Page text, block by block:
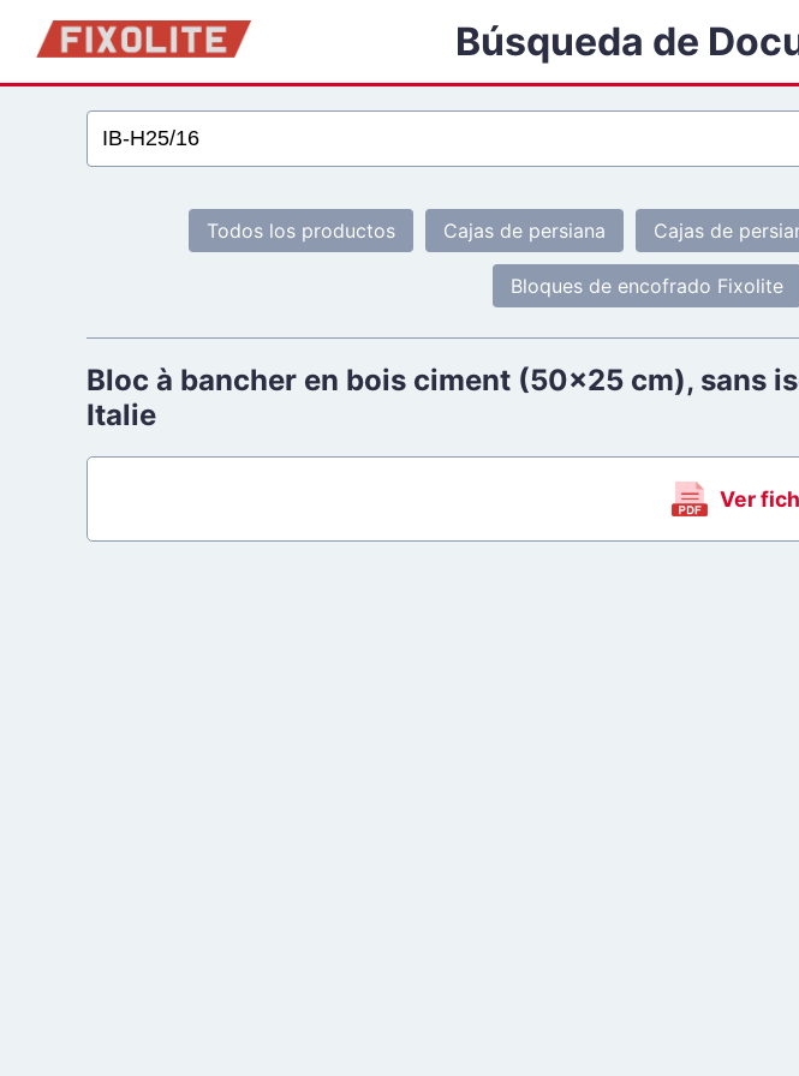
Búsqueda de
Todos los productos Cajas de persiana Cajas de
Bloques de encofrado Fixolite
Bloc à bancher en bois ciment (50x25 cm), sans
Italie
Ver